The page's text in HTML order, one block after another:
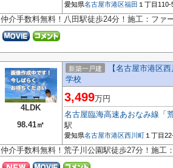
愛知県名古屋市港区福田 １丁目110-
仲介手数料無料！八田駅徒歩24分！施工：ファ
4LDK
98.41㎡
新築一戸建
【名古屋市港区
学校
3,499万円
名古屋臨海高速あおなみ線 「
駅
愛知県名古屋市港区西川町 １丁目
仲介手数料無料！荒子川公園駅徒歩27分！施工